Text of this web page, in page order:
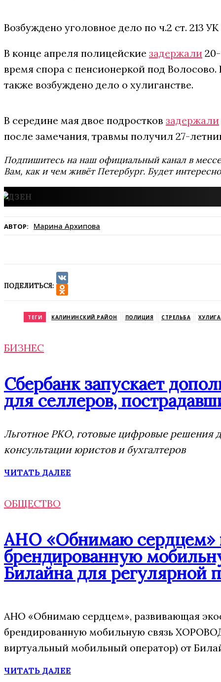
Возбуждено уголовное дело по ч.2 ст. 213
В конце апреля полицейские задержали
время спора с пенсионеркой под
также возбуждено дело о хулиганстве.
В середине мая двое подростков задержали
после замечания, травмы получил 27-
Подпишитесь на наш официальный канал в
Вам, как и чем живёт Петербург. Будет
АВТОР: Марина Архипова
ПОДЕЛИТЬСЯ:
VK
ТЕГИ КАЛИНИНСКИЙ РАЙОН ПОЛИЦИЯ СТРЕЛЬБА
БИЗНЕС
Сбербанк запускает
для селлеров,
Льготное РКО, готовые цифровые решения
консультации юристов и бухгалтеров
ЧИТАТЬ ДАЛЕЕ
ОБЩЕСТВО
АНО «Обнимаю сердцем»
брендированную
Билайна для регулярной
АНО «Обнимаю сердцем», развивающая
брендированную мобильную связь
виртуальный мобильный оператор) от
ЧИТАТЬ ДАЛЕЕ